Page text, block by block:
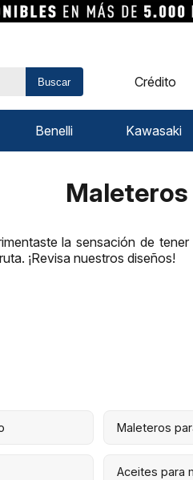
Buscar Crédito
Benelli Kawasaki
la sensación de
¡Revisa nuestros diseños!
Maleteros
Aceites para